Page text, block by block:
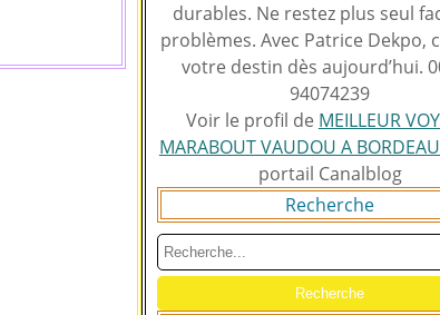
durables. Ne restez plus seul
problèmes. Avec Patrice Dekpo,
votre destin dès aujourd’hui.
94074239
Voir le profil de MEILLEUR
MARABOUT VAUDOU A
portail Canalblog
Recherche